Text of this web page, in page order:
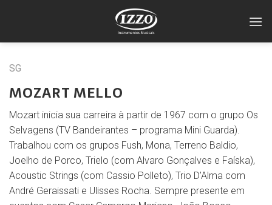
SG
MOZART MELLO
Mozart inicia sua carreira à partir de 1967 com o grupo Os
Selvagens (TV Bandeirantes – programa Mini Guarda).
Trabalhou com os grupos Fush, Mona, Terreno Baldio,
Joelho de Porco, Trielo (com Alvaro Gonçalves e Faíska),
Acoustic Strings (com Cassio Polleto), Trio D’Alma com
André Geraissati e Ulisses Rocha. Sempre presente em